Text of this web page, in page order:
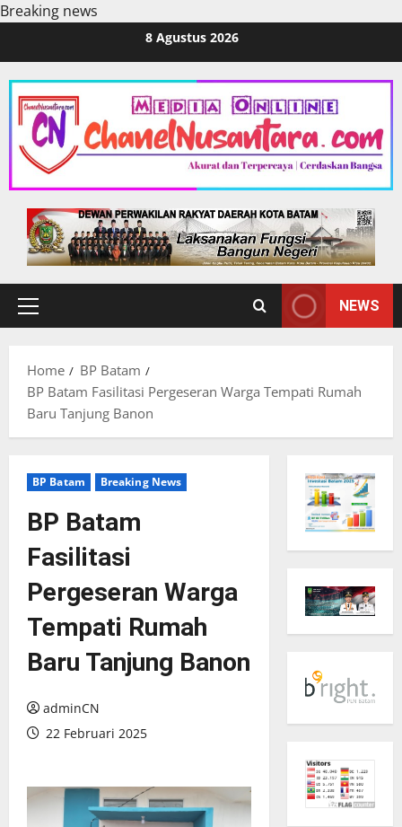
Breaking news
content
8 Agustus 2026
Primary
NEWS
Home
BP Batam
BP Batam Fasilitasi Pergeseran Warga Tempati Rumah
Baru Tanjung Banon
BP Batam Breaking News
BP Batam
Fasilitasi
Pergeseran Warga
Tempati Rumah
Baru Tanjung Banon
adminCN
22 Februari 2025